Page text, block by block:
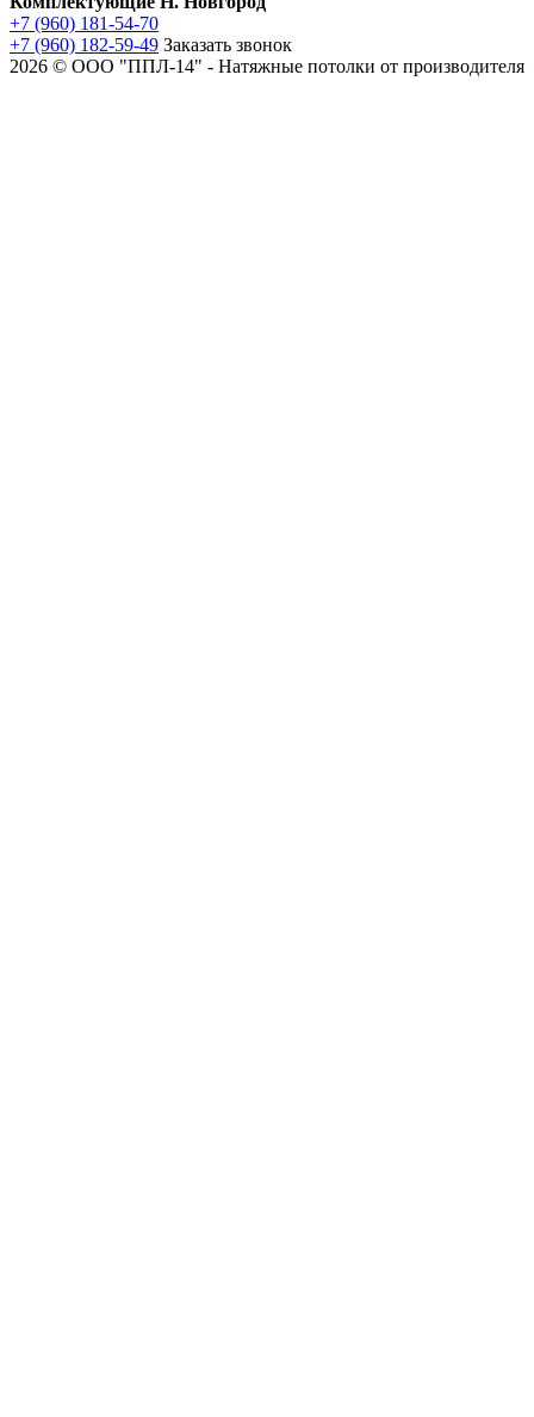
+7 (960) 181-54-70
+7 (960) 182-59-49 Заказать звонок
2026 © ООО "ППЛ-14" - Натяжные потолки от производителя